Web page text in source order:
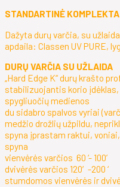
STANDARTINĖ
Dažyta durų varčia, su
apdaila: Classen UV PURE,
DURŲ VARČIA SU UŽLAIDA
„Hard Edge K“ durų krašto
stabilizuojantis korio
spygliuočių medienos
du sidabro spalvos vyriai
medžio drožlių užpildu,
spyna įprastam raktui,
spyna
vienvėrės varčios 60 ‘- 100’
dvivėrės varčios 120′-200 ‘
stumdomos vienvėrės ir